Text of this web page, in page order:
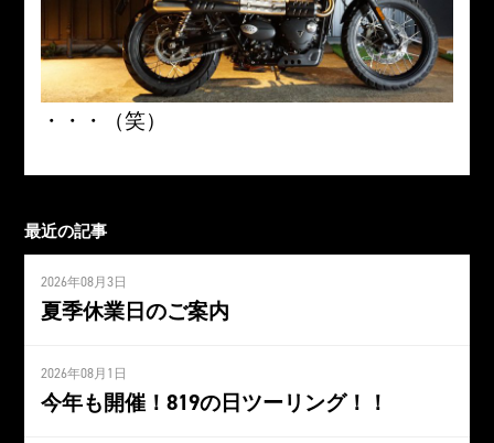
・・・（笑）
最近の記事
2026年08月3日
夏季休業日のご案内
2026年08月1日
今年も開催！819の日ツーリング！！